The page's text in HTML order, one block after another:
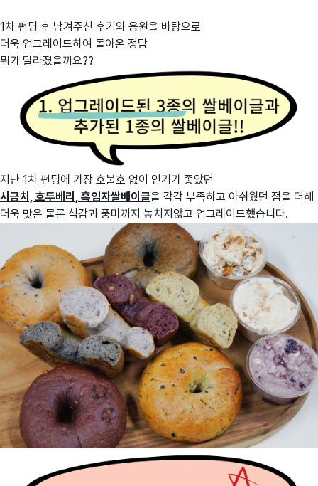
1차 펀딩 후 남겨주신 후기와 응원을 바탕으로
더욱 업그레이드하여 돌아온 정담
뭐가 달라졌을까요??
지난 1차 펀딩에 가장 호불호 없이 인기가 좋았던
시금치, 호두베리, 흑임자쌀베이글을 각각 부족하고 아쉬웠던 점을 더해
더욱 맛은 물론 식감과 풍미까지 놓치지않고 업그레이드했습니다.